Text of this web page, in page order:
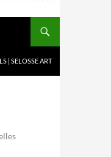
| SELOSSE ART